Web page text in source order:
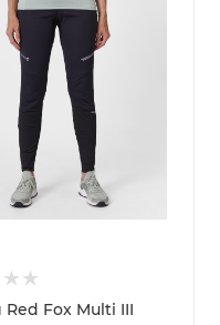
Fox Multi III